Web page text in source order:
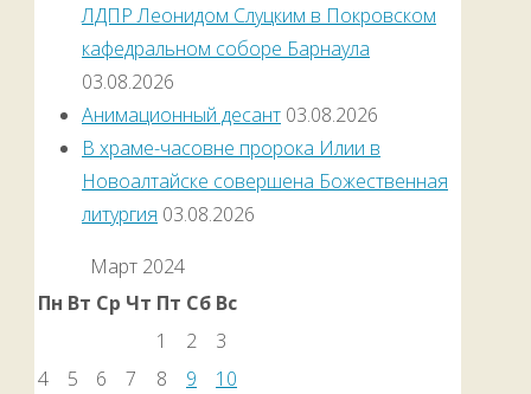
ЛДПР Леонидом Слуцким в Покровском
кафедральном соборе Барнаула
03.08.2026
Анимационный десант 03.08.2026
В храме-часовне пророка Илии в
Новоалтайске совершена Божественная
литургия 03.08.2026
Март 2024
Пн Вт Ср Чт Пт Сб Вс
1
2
3
4
5 6 7 8 9
10